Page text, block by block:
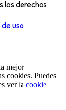
los derechos
uso
mejor
cookies. Puedes
ver la cookie